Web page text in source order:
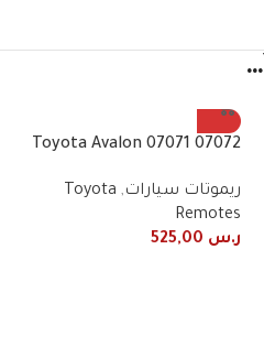
07072 07071 Toyota Avalon
frequency 443 MHz 4 buttons
ريموتات سيارات,
Toyota
Remotes
ر.س